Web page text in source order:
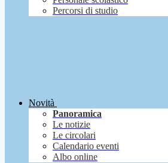
Percorsi di studio
Novità
Panoramica
Le notizie
Le circolari
Calendario eventi
Albo online